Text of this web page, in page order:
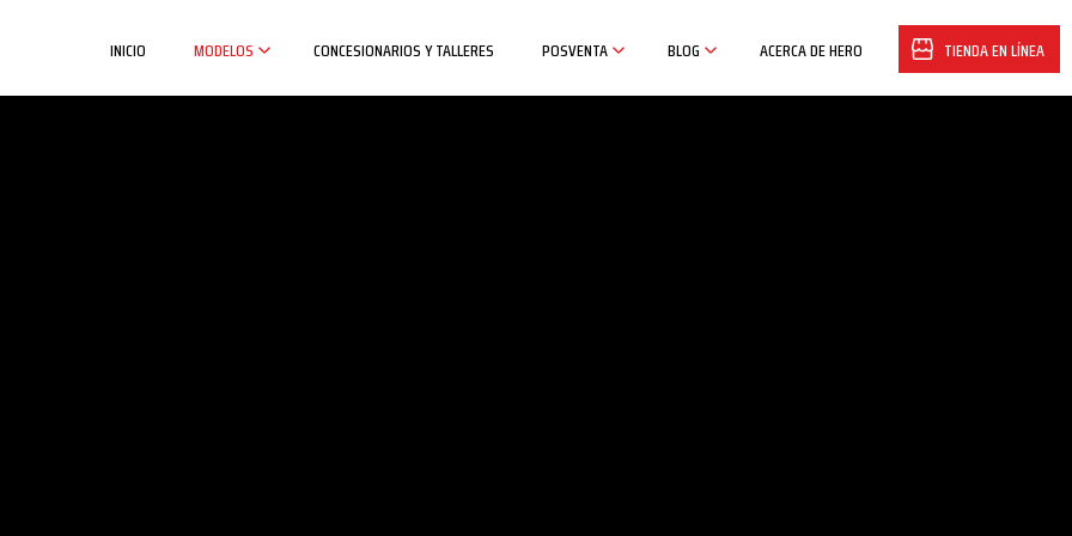
INICIO MODELOS CONCESIONARIOS Y TALLERES POSVENTA BLOG ACERCA DE HERO TIENDA EN LÍNEA